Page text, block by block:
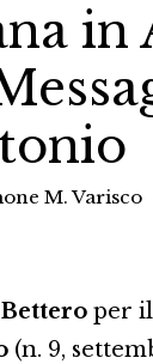
in
M. Varisco
per il
(n. 9,